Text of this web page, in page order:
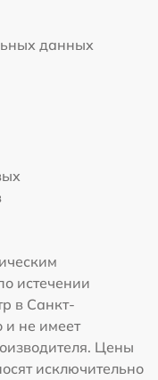
данных
истечении
в Санкт-
и не имеет
Цены
исключительно